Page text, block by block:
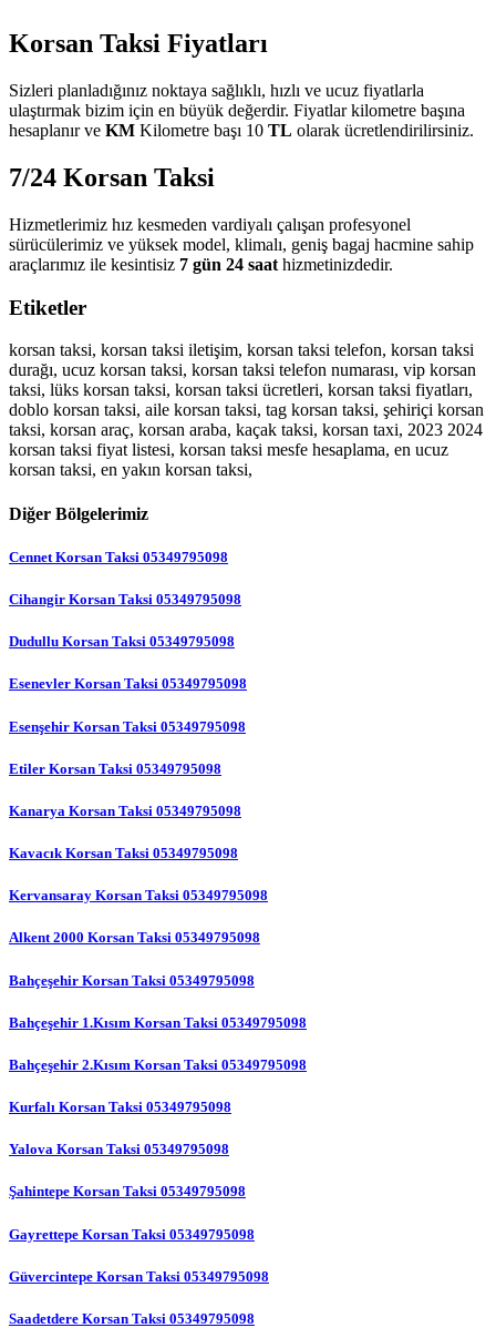
Korsan Taksi Fiyatları
Sizleri planladığınız noktaya sağlıklı, hızlı ve ucuz fiyatlarla
ulaştırmak bizim için en büyük değerdir. Fiyatlar kilometre başına
hesaplanır ve KM Kilometre başı 10 TL olarak ücretlendirilirsiniz.
7/24 Korsan Taksi
Hizmetlerimiz hız kesmeden vardiyalı çalışan profesyonel
sürücülerimiz ve yüksek model, klimalı, geniş bagaj hacmine sahip
araçlarımız ile kesintisiz 7 gün 24 saat hizmetinizdedir.
Etiketler
korsan taksi, korsan taksi iletişim, korsan taksi telefon, korsan taksi
durağı, ucuz korsan taksi, korsan taksi telefon numarası, vip korsan
taksi, lüks korsan taksi, korsan taksi ücretleri, korsan taksi fiyatları,
doblo korsan taksi, aile korsan taksi, tag korsan taksi, şehiriçi korsan
taksi, korsan araç, korsan araba, kaçak taksi, korsan taxi, 2023 2024
korsan taksi fiyat listesi, korsan taksi mesfe hesaplama, en ucuz
korsan taksi, en yakın korsan taksi,
Diğer Bölgelerimiz
Cennet Korsan Taksi 05349795098
Cihangir Korsan Taksi 05349795098
Dudullu Korsan Taksi 05349795098
Esenevler Korsan Taksi 05349795098
Esenşehir Korsan Taksi 05349795098
Etiler Korsan Taksi 05349795098
Kanarya Korsan Taksi 05349795098
Kavacık Korsan Taksi 05349795098
Kervansaray Korsan Taksi 05349795098
Alkent 2000 Korsan Taksi 05349795098
Bahçeşehir Korsan Taksi 05349795098
Bahçeşehir 1.Kısım Korsan Taksi 05349795098
Bahçeşehir 2.Kısım Korsan Taksi 05349795098
Kurfalı Korsan Taksi 05349795098
Yalova Korsan Taksi 05349795098
Şahintepe Korsan Taksi 05349795098
Gayrettepe Korsan Taksi 05349795098
Güvercintepe Korsan Taksi 05349795098
Saadetdere Korsan Taksi 05349795098